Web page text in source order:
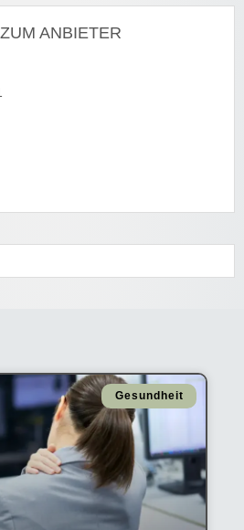
ANBIETER
Gesundheit